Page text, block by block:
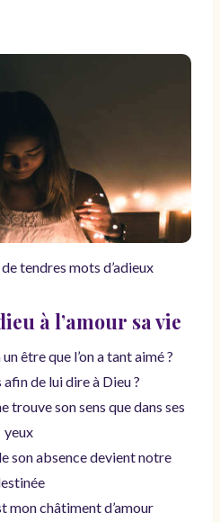
tendres mots d’adieux
à l’amour sa vie
être que l’on a tant aimé ?
de lui dire à Dieu ?
trouve son sens que dans ses
yeux
son absence devient notre
mon châtiment d’amour